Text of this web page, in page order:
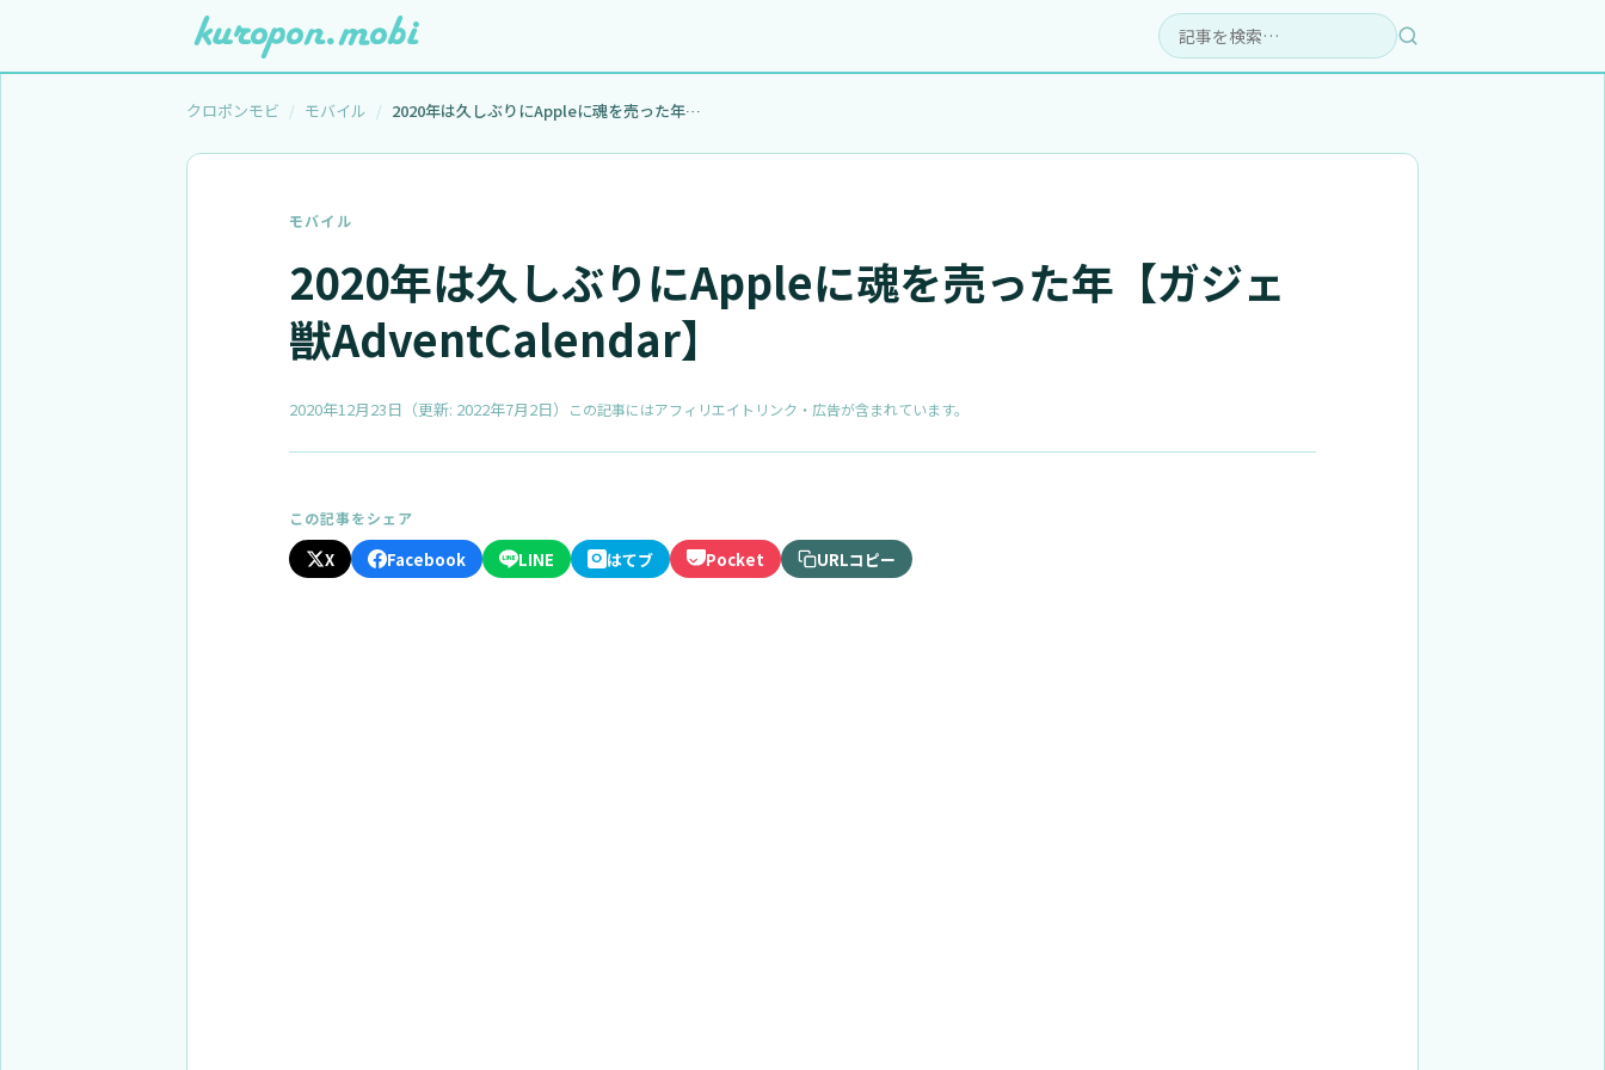
検索:
クロポンモビ モバイル 2020年は久しぶりにAppleに魂を売った年【…
モバイル
2020年は久しぶりにAppleに魂を売った年【ガジェ
獣AdventCalendar】
2020年12月23日 （更新: 2022年7月2日） この記事にはアフィリエイトリンク・広告が含まれています。
この記事をシェア
X Facebook LINE はてブ Pocket URLコピー